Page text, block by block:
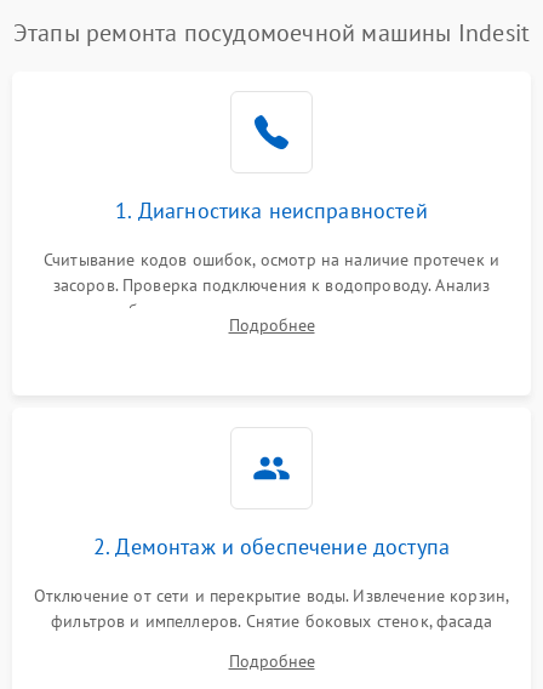
Этапы ремонта посудомоечной машины Indesit
1. Диагностика неисправностей
Считывание кодов ошибок, осмотр на наличие протечек и
засоров. Проверка подключения к водопроводу. Анализ
жалоб на отсутствие слива, нагрева, вращения
разбрызгивателей или срабатывание системы защиты
Подробнее
2. Демонтаж и обеспечение доступа
Отключение от сети и перекрытие воды. Извлечение корзин,
фильтров и импеллеров. Снятие боковых стенок, фасада
циркуляционному насосу, ТЭНу и сливной помпе.
Подробнее